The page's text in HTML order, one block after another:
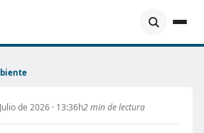
de 2026 · 13:36h2 min de lectura